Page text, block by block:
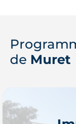
de Muret